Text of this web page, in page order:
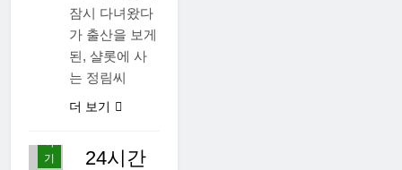
잠시 다녀왔다
가 출산을 보게
된, 샬롯에 사
는 정림씨
더 보기
야
기
24시간